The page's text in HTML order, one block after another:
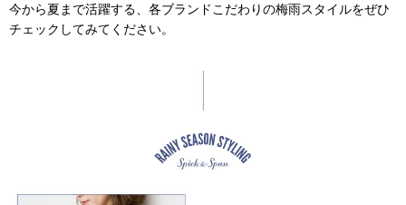
今から夏まで活躍する、各ブランドこだわりの梅雨スタイルをぜひ
チェックしてみてください。